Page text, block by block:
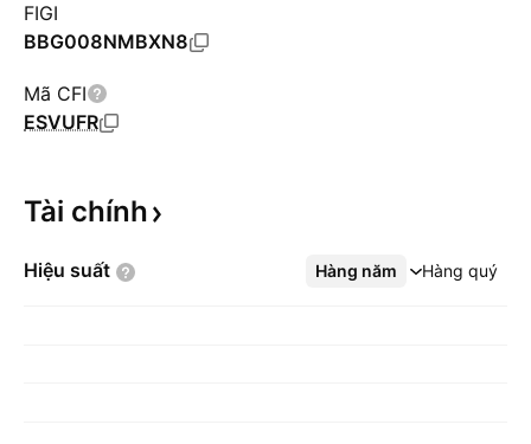
FIGI
BBG008NMBXN8
Mã CFI
ESVUFR
Tài chính
Hiệu suất Hàng năm Hàng quý
Xem thêm